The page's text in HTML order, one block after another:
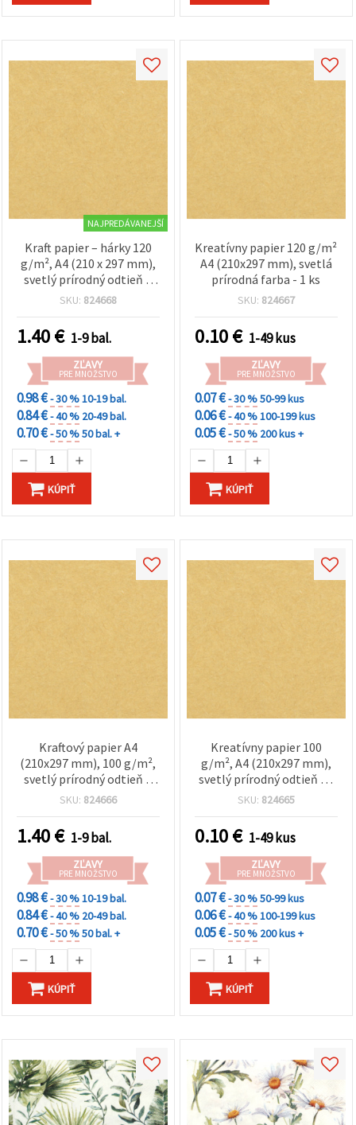
NAJPREDÁVANEJŠÍ
Kraft papier – hárky 120
g/m², A4 (210 x 297 mm),
svetlý prírodný odtieň –
20 ks
SKU: 824668
1.40€ 1-9 bal.
ZĽAVY
PRE MNOŽSTVO
0.98 €- 30 %10-19 bal.
0.84 €- 40 % 20-49 bal.
0.70 €- 50 %50 bal. +
KÚPIŤ
Kreatívny papier 120 g/m²
A4 (210x297 mm), svetlá
prírodná farba - 1 ks
SKU: 824667
0.10€ 1-49 kus
ZĽAVY
PRE MNOŽSTVO
0.07 €- 30 %50-99 kus
0.06 €- 40 %100-199 kus
0.05 €- 50 % 200 kus +
KÚPIŤ
Kraftový papier A4
(210x297 mm), 100 g/m²,
svetlý prírodný odtieň –
balenie 20 hárkov, na
scrapbooking
SKU: 824666
1.40€ 1-9 bal.
ZĽAVY
PRE MNOŽSTVO
0.98 €- 30 %10-19 bal.
0.84 €- 40 % 20-49 bal.
0.70 €- 50 %50 bal. +
KÚPIŤ
Kreatívny papier 100
g/m², A4 (210x297 mm),
svetlý prírodný odtieň - 1
ks
SKU: 824665
0.10€ 1-49 kus
ZĽAVY
PRE MNOŽSTVO
0.07 €- 30 %50-99 kus
0.06 €- 40 %100-199 kus
0.05 €- 50 % 200 kus +
KÚPIŤ